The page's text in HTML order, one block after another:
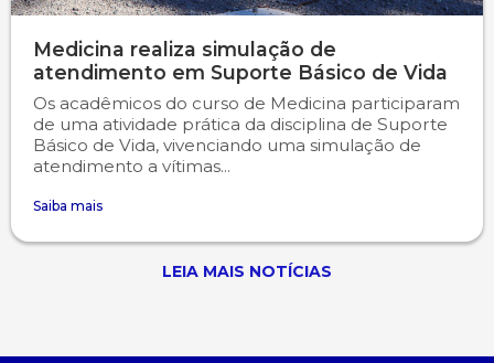
Medicina realiza simulação de
atendimento em Suporte Básico de Vida
Os acadêmicos do curso de Medicina participaram
de uma atividade prática da disciplina de Suporte
Básico de Vida, vivenciando uma simulação de
atendimento a vítimas...
Saiba mais
LEIA MAIS NOTÍCIAS